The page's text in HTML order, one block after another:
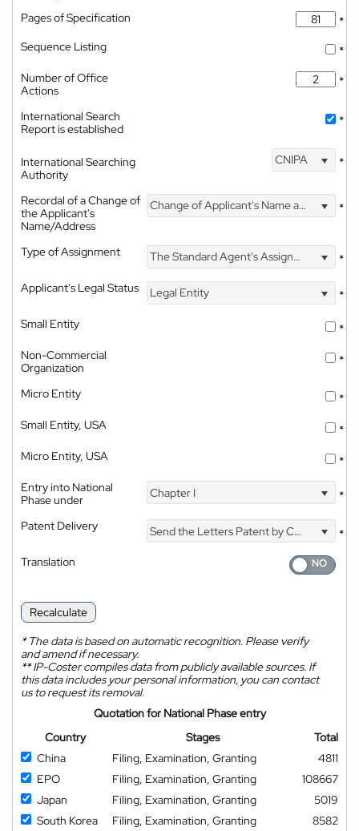
Pages of Specification
*
Sequence Listing
*
Number of Office
Actions
*
International Search
Report is established
*
International Searching
Authority
CNIPA *
Recordal of a Change of
the Applicant's
Name/Address
Change of Applicant's Name and Address *
Type of Assignment The Standard Agent's Assignment
*
Applicant's Legal Status
Legal Entity
*
Small Entity
*
Non-Commercial
Organization
*
Micro Entity
*
Small Entity, USA
*
Micro Entity, USA
*
Entry into National
Phase under
Chapter I *
Patent Delivery Send the Letters Patent by Courier
*
Translation
Recalculate
*The data is based on automatic recognition. Please verify
and amend if necessary.
**IP-Coster compiles data from publicly available sources. If
this data includes your personal information, you can contact
us to request its removal.
Quotation for National Phase entry
Country
Stages
Total
China
Filing, Examination, Granting
4811
EPO
Filing, Examination, Granting
108667
Japan
Filing, Examination, Granting
5019
South Korea
Filing, Examination, Granting 8582